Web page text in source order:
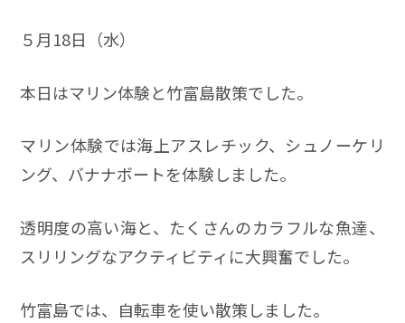
５月18日（水）
本日はマリン体験と竹富島散策でした。
マリン体験では海上アスレチック、シュノーケリ
ング、バナナボートを体験しました。
透明度の高い海と、たくさんのカラフルな魚達、
スリリングなアクティビティに大興奮でした。
竹富島では、自転車を使い散策しました。